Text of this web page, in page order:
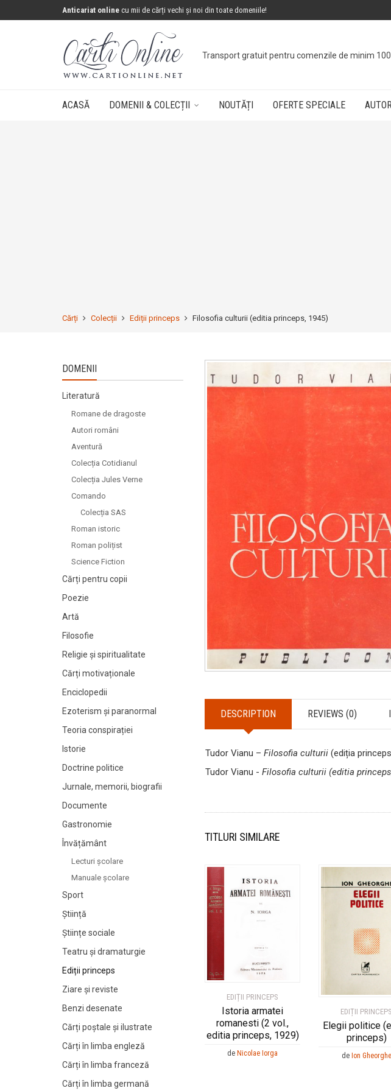
Anticariat online cu mii de cărți vechi și noi din toate domeniile!
Transport gratuit pentru comenzile de minim 100
ACASĂ DOMENII & COLECȚII NOUTĂȚI OFERTE SPECIALE
Cărți Colecții Ediții princeps Filosofia culturii (editia princeps, 1945)
DESCRIPTION REVIEWS (0)
Tudor Vianu – Filosofia culturii (ediția
Tudor Vianu - Filosofia culturii (editia
TITLURI SIMILARE
EDIȚII PRINCEPS
Istoria armatei
romanesti (2 vol.,
editia princeps, 1929)
de Nicolae Iorga
EDIȚII PRINCEPS
Elegii politice
princeps)
de Ion Gheorghe
DOMENII
Literatură
Romane de dragoste
Autori români
Aventură
Colecția Cotidianul
Colecția Jules Verne
Comando
Colecția SAS
Roman istoric
Roman polițist
Science Fiction
Cărți pentru copii
Poezie
Artă
Filosofie
Religie și spiritualitate
Cărți motivaționale
Enciclopedii
Ezoterism și paranormal
Teoria conspirației
Istorie
Doctrine politice
Jurnale, memorii, biografii
Documente
Gastronomie
Învățământ
Lecturi şcolare
Manuale şcolare
Sport
Știință
Științe sociale
Teatru și dramaturgie
Ediții princeps
Ziare şi reviste
Benzi desenate
Cărți poștale și ilustrate
Cărți în limba engleză
Cărți în limba franceză
Cărți în limba germană